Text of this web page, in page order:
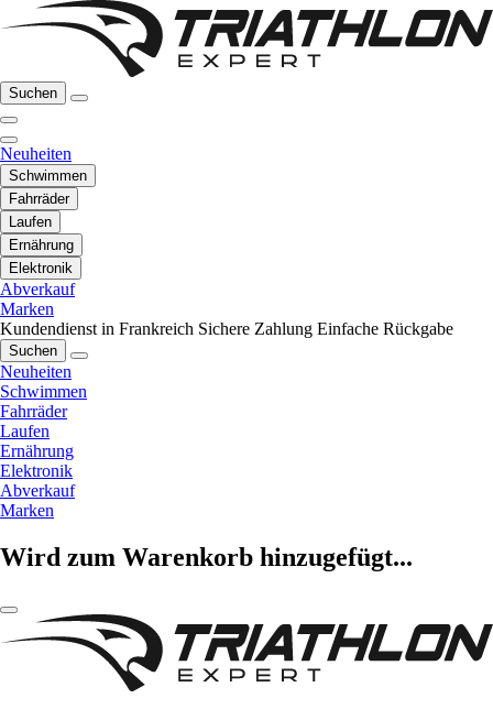
Suchen
Neuheiten
Schwimmen
Fahrräder
Laufen
Ernährung
Elektronik
Abverkauf
Marken
Kundendienst in Frankreich Sichere Zahlung Einfache Rückgabe
Suchen
Neuheiten
Schwimmen
Fahrräder
Laufen
Ernährung
Elektronik
Abverkauf
Marken
Wird zum Warenkorb hinzugefügt...